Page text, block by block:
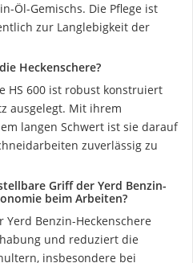
Öl-Gemischs. Die Pflege ist
zur Langlebigkeit der
Heckenschere?
HS 600 ist robust konstruiert
ausgelegt. Mit ihrem
langen Schwert ist sie darauf
zuverlässig zu
Griff der Yerd Benzin-
beim Arbeiten?
Benzin-Heckenschere
und reduziert die
insbesondere bei